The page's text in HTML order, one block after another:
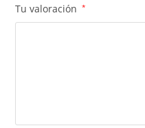
Tu valoración *